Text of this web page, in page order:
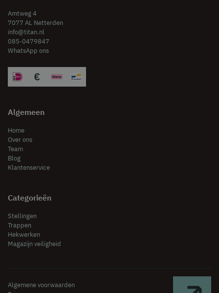
Amtweg 4
7077 AL Netterden
info@titan.nl
085-0479847
WhatsApp ons
Algemeen
Home
Over ons
Team
Blog
Klantenservice
Categorieën
Stellingen
Trappen
Hekwerken
Magazijn veiligheid
Algemene voorwaarden